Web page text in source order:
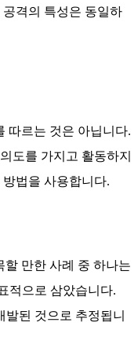
격의 특성은 동일하
따르는 것은 아닙니다.
도를 가지고 활동하지
법을 사용합니다.
만한 사례 중 하나는
적으로 삼았습니다.
발된 것으로 추정됩니